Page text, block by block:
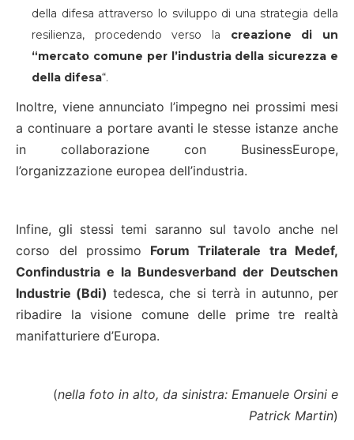
della difesa attraverso lo sviluppo di una strategia della
resilienza, procedendo verso la creazione di un
“mercato comune per l’industria della sicurezza e
della difesa“.
Inoltre, viene annunciato l’impegno nei prossimi mesi
a continuare a portare avanti le stesse istanze anche
in collaborazione con BusinessEurope,
l’organizzazione europea dell’industria.
Infine, gli stessi temi saranno sul tavolo anche nel
corso del prossimo Forum Trilaterale tra Medef,
Confindustria e la Bundesverband der Deutschen
Industrie (Bdi) tedesca, che si terrà in autunno, per
ribadire la visione comune delle prime tre realtà
manifatturiere d’Europa.
(nella foto in alto, da sinistra: Emanuele Orsini e
Patrick Martin)